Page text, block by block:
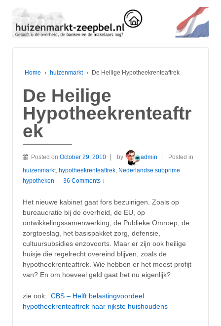
Home › huizenmarkt › De Heilige Hypotheekrenteaftrek
De Heilige
Hypotheekrenteaftr
ek
Posted on October 29, 2010 by admin
Posted in
huizenmarkt, hypotheekrenteaftrek Nederlandse subprime
hypotheken — 36 Comments ↓
Het nieuwe kabinet gaat fors bezuinigen. Zoals op
bureaucratie bij de overheid, de EU, op
ontwikkelingssamenwerking, de Publieke Omroep, de
zorgtoeslag, het basispakket zorg, defensie,
cultuursubsidies enzovoorts. Maar er zijn ook heilige
huisje die regelrecht overeind blijven, zoals de
hypotheekrenteaftrek. Wie hebben er het meest profijt
van? En om hoeveel geld gaat het nu eigenlijk?
zie ook: CBS – Helft belastingvoordeel
hypotheekrenteaftrek naar rijkste huishoudens